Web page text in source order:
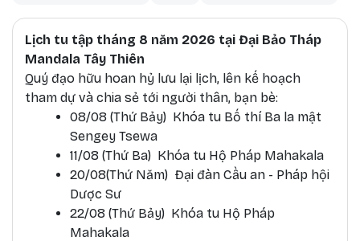
Lịch tu tập tháng 8 năm 2026 tại Đại Bảo Tháp
Mandala Tây Thiên
Quý đạo hữu hoan hỷ lưu lại lịch, lên kế hoạch
tham dự và chia sẻ tới người thân, bạn bè:
08/08 (Thứ Bảy) Khóa tu Bố thí Ba la mật
Sengey Tsewa
11/08 (Thứ Ba) Khóa tu Hộ Pháp Mahakala
20/08(Thứ Năm) Đại đàn Cầu an - Pháp hội
Dược Sư
22/08 (Thứ Bảy) Khóa tu Hộ Pháp
Mahakala